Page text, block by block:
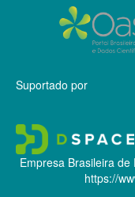
Suportado por
Empresa Brasileira
https://